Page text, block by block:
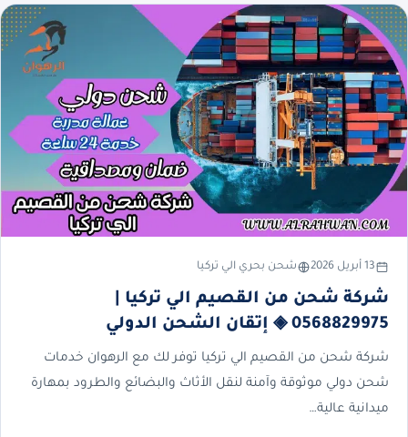
13 أبريل 2026 شحن بحري الي تركيا
شركة شحن من القصيم الي تركيا |
0568829975 ◈ إتقان الشحن الدولي
شركة شحن من القصيم الي تركيا توفر لك مع الرهوان خدمات
شحن دولي موثوقة وآمنة لنقل الأثاث والبضائع والطرود بمهارة
ميدانية عالية…